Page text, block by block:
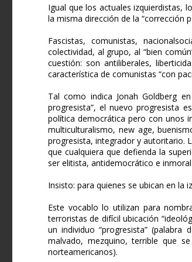
Igual que los actuales izquierdistas,
la misma dirección de la “corrección
Fascistas, comunistas,
colectividad, al grupo, al “bien
cuestión: son antiliberales,
característica de comunistas “con
Tal como indica Jonah Goldberg
progresista”, el nuevo progresista
política democrática pero con unos
multiculturalismo, new age,
progresista, integrador y autoritario.
que cualquiera que defienda la
ser elitista, antidemocrático e inmoral.
Insisto: para quienes se ubican en la
Este vocablo lo utilizan para
terroristas de difícil ubicación
un individuo “progresista”
malvado, mezquino, terrible que
norteamericanos).